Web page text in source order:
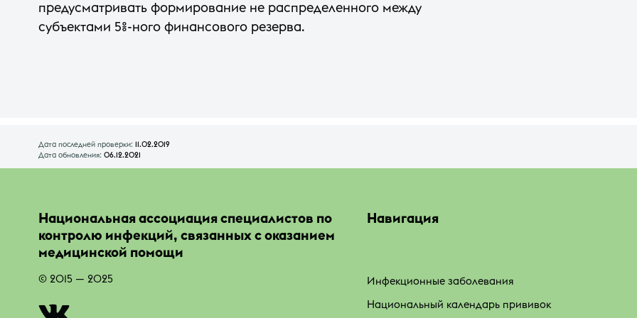
предусматривать формирование не распределенного между
субъектами 5%-ного финансового резерва.
Дата последней проверки: 11.02.2019
Дата обновления: 06.12.2021
Национальная ассоциация специалистов по
контролю инфекций, связанных с оказанием
медицинской помощи
© 2015 — 2025
Навигация
Инфекционные заболевания
Национальный календарь прививок